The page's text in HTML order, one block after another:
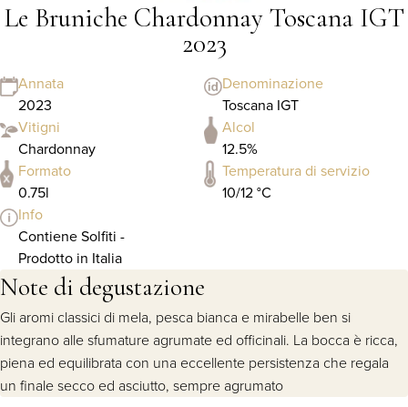
Le Bruniche Chardonnay Toscana IGT
2023
Annata
2023
Denominazione
Toscana IGT
Vitigni
Chardonnay
Alcol
12.5%
Formato
0.75l
Temperatura di servizio
10/12 °C
Info
Contiene Solfiti -
Prodotto in Italia
Note di degustazione
Gli aromi classici di mela, pesca bianca e mirabelle ben si
integrano alle sfumature agrumate ed officinali. La bocca è ricca,
piena ed equilibrata con una eccellente persistenza che regala
un finale secco ed asciutto, sempre agrumato